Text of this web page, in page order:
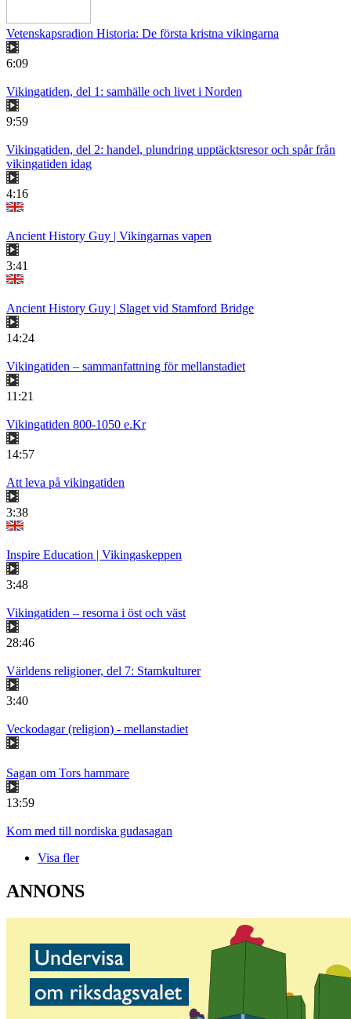
Vetenskapsradion Historia: De första kristna vikingarna
6:09
Vikingatiden, del 1: samhälle och livet i Norden
9:59
Vikingatiden, del 2: handel, plundring upptäcktsresor och spår från
vikingatiden idag
4:16
Ancient History Guy | Vikingarnas vapen
3:41
Ancient History Guy | Slaget vid Stamford Bridge
14:24
Vikingatiden – sammanfattning för mellanstadiet
11:21
Vikingatiden 800-1050 e.Kr
14:57
Att leva på vikingatiden
3:38
Inspire Education | Vikingaskeppen
3:48
Vikingatiden – resorna i öst och väst
28:46
Världens religioner, del 7: Stamkulturer
3:40
Veckodagar (religion) - mellanstadiet
Sagan om Tors hammare
13:59
Kom med till nordiska gudasagan
Visa fler
ANNONS